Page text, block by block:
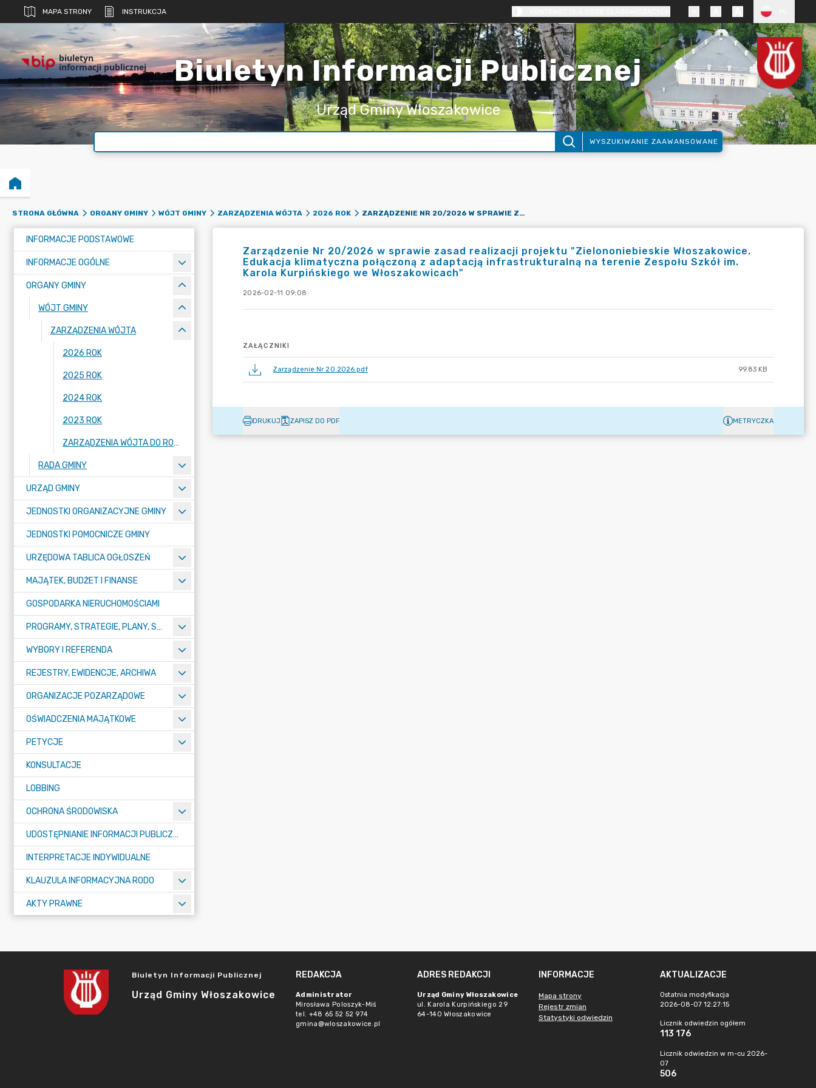
MAPA STRONY INSTRUKCJA
biuletyn
informacji publicznej Biuletyn Informacji Publicznej
Urząd Gminy Włoszakowice
WYSZUKIWANIE ZAAWANSOWANE
STRONA GŁÓWNA ORGANY GMINY WÓJT GMINY ZARZĄDZENIA WÓJTA 2026 ROK ZARZĄDZENIE NR 20/2026 W SPRAWIE ZASAD REALIZACJI PROJEKTU "ZIELONONIEBIESKIE WŁOSZAKOWICE. EDUKACJA KLIMATYCZNA POŁĄCZONĄ Z ADAPTACJĄ INFRASTRUKTURALNĄ NA TERENIE ZESPOŁU SZKÓŁ IM. KAROLA KURPIŃSKIEGO WE WŁOSZAKOWICACH"
INFORMACJE PODSTAWOWE
INFORMACJE OGÓLNE
ORGANY GMINY
WÓJT GMINY
ZARZĄDZENIA WÓJTA
2026 ROK
2025 ROK
2024 ROK
2023 ROK
ZARZĄDZENIA WÓJTA DO ROKU 2022 (WŁĄCZNIE)
RADA GMINY
URZĄD GMINY
JEDNOSTKI ORGANIZACYJNE GMINY
JEDNOSTKI POMOCNICZE GMINY
URZĘDOWA TABLICA OGŁOSZEŃ
MAJĄTEK, BUDŻET I FINANSE
GOSPODARKA NIERUCHOMOŚCIAMI
PROGRAMY, STRATEGIE, PLANY, SPRAWOZDANIA I OPRACOWANIA
WYBORY I REFERENDA
REJESTRY, EWIDENCJE, ARCHIWA
ORGANIZACJE POZARZĄDOWE
OŚWIADCZENIA MAJĄTKOWE
PETYCJE
KONSULTACJE
LOBBING
OCHRONA ŚRODOWISKA
UDOSTĘPNIANIE INFORMACJI PUBLICZNEJ
INTERPRETACJE INDYWIDUALNE
KLAUZULA INFORMACYJNA RODO
AKTY PRAWNE
Zarządzenie Nr 20/2026 w sprawie zasad realizacji projektu "Zielononiebieskie Włoszakowice.
Edukacja klimatyczna połączoną z adaptacją infrastrukturalną na terenie Zespołu Szkół im.
Karola Kurpińskiego we Włoszakowicach"
2026-02-11 09:08
ZAŁĄCZNIKI
Zarządzenie Nr 20.2026.pdf 99.83 KB
DRUKUJ ZAPISZ DO PDF METRYCZKA
Biuletyn Informacji Publicznej
Urząd Gminy Włoszakowice
REDAKCJA
Administrator
Mirosława Poloszyk-Miś
tel. +48 65 52 52 974
gmina@wloszakowice.pl
ADRES REDAKCJI
Urząd Gminy Włoszakowice
ul. Karola Kurpińskiego 29
64-140 Włoszakowice
INFORMACJE
Mapa strony
Rejestr zmian
Statystyki odwiedzin
AKTUALIZACJE
Ostatnia modyfikacja
2026-08-07 12:27:15
Licznik odwiedzin ogółem
113 176
Licznik odwiedzin w m-cu 2026-
07
506